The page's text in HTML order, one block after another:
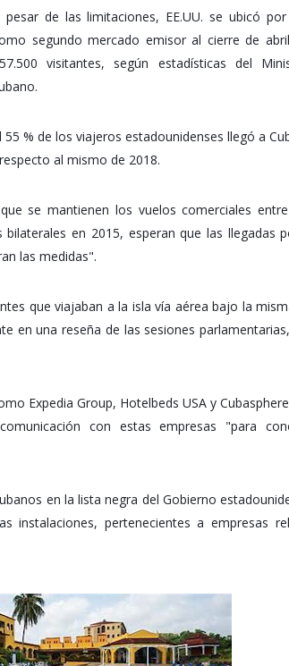
pesar de las limitaciones, EE.UU. se ubicó
segundo mercado emisor al cierre de
visitantes, según estadísticas del
55 % de los viajeros estadounidenses llegó a
al mismo de 2018.
se mantienen los vuelos comerciales
en 2015, esperan que las llegadas
las medidas".
que viajaban a la isla vía aérea bajo la
en una reseña de las sesiones
Expedia Group, Hotelbeds USA y
con estas empresas "para
en la lista negra del Gobierno
instalaciones, pertenecientes a empresas